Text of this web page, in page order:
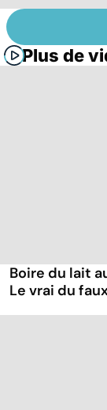
Plus de
Boire du lait
Le vrai du